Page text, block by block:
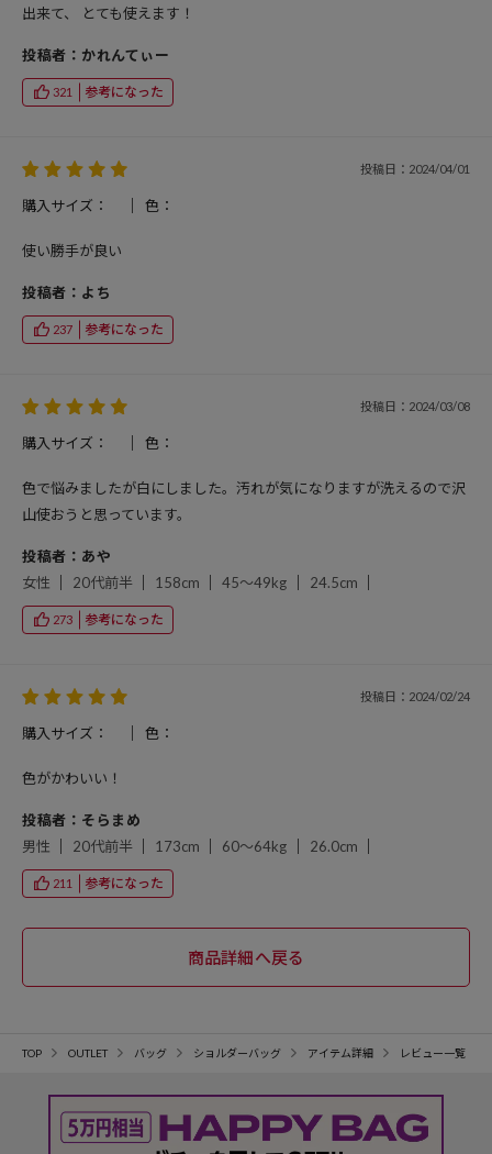
出来て、 とても使えます！
投稿者：かれんてぃー
321 参考になった
投稿日：2024/04/01
購入サイズ： 色：
使い勝手が良い
投稿者：よち
237 参考になった
投稿日：2024/03/08
購入サイズ： 色：
色で悩みましたが白にしました。汚れが気になりますが洗えるので沢
山使おうと思っています。
投稿者：あや
女性
20代前半 158cm 45～49kg 24.5cm
273 参考になった
投稿日：2024/02/24
購入サイズ： 色：
色がかわいい！
投稿者：そらまめ
男性
20代前半 173cm 60～64kg 26.0cm
211 参考になった
TOP OUTLET バッグ ショルダーバッグ アイテム詳細 レビュー一覧